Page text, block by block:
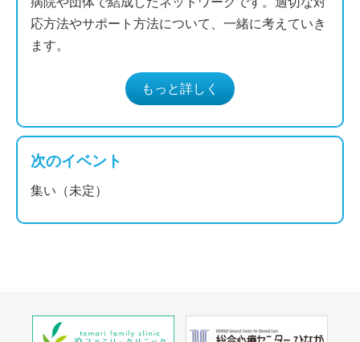
応方法やサポート方法について、一緒に考えていき
ます。
もっと詳しく
次のイベント
集い（未定）